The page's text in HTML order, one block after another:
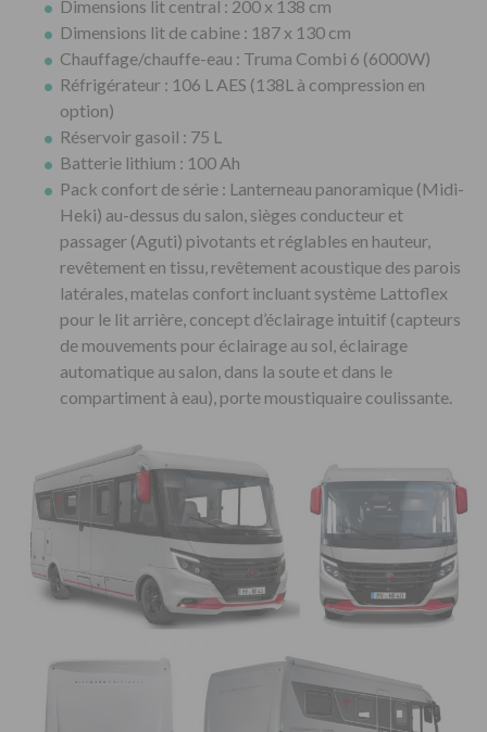
Dimensions lit central : 200 x 138 cm
Dimensions lit de cabine : 187 x 130 cm
Chauffage/chauffe-eau : Truma Combi 6 (6000W)
Réfrigérateur : 106 L AES (138L à compression en
option)
Réservoir gasoil : 75 L
Batterie lithium : 100 Ah
Pack confort de série : Lanterneau panoramique (Midi-
Heki) au-dessus du salon, sièges conducteur et
passager (Aguti) pivotants et réglables en hauteur,
revêtement en tissu, revêtement acoustique des parois
latérales, matelas confort incluant système Lattoflex
pour le lit arrière, concept d’éclairage intuitif (capteurs
de mouvements pour éclairage au sol, éclairage
automatique au salon, dans la soute et dans le
compartiment à eau), porte moustiquaire coulissante.